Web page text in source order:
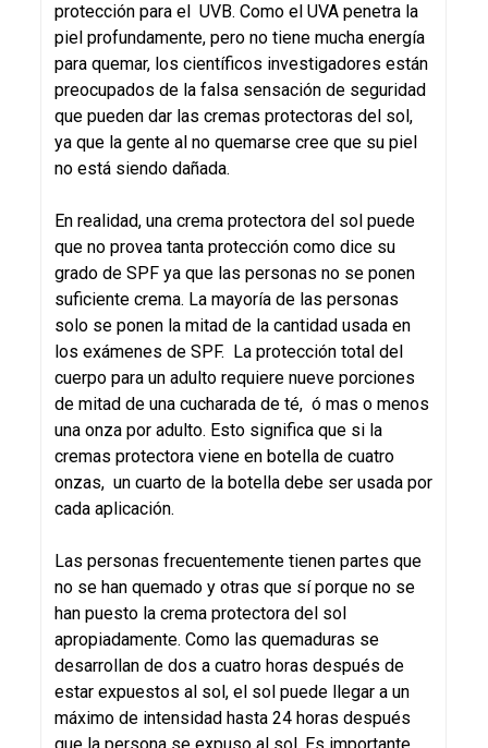
protección para el UVB. Como el UVA penetra la
piel profundamente, pero no tiene mucha energía
para quemar, los científicos investigadores están
preocupados de la falsa sensación de seguridad
que pueden dar las cremas protectoras del sol,
ya que la gente al no quemarse cree que su piel
no está siendo dañada.
En realidad, una crema protectora del sol puede
que no provea tanta protección como dice su
grado de SPF ya que las personas no se ponen
suficiente crema. La mayoría de las personas
solo se ponen la mitad de la cantidad usada en
los exámenes de SPF. La protección total del
cuerpo para un adulto requiere nueve porciones
de mitad de una cucharada de té, ó mas o menos
una onza por adulto. Esto significa que si la
cremas protectora viene en botella de cuatro
onzas, un cuarto de la botella debe ser usada por
cada aplicación.
Las personas frecuentemente tienen partes que
no se han quemado y otras que sí porque no se
han puesto la crema protectora del sol
apropiadamente. Como las quemaduras se
desarrollan de dos a cuatro horas después de
estar expuestos al sol, el sol puede llegar a un
máximo de intensidad hasta 24 horas después